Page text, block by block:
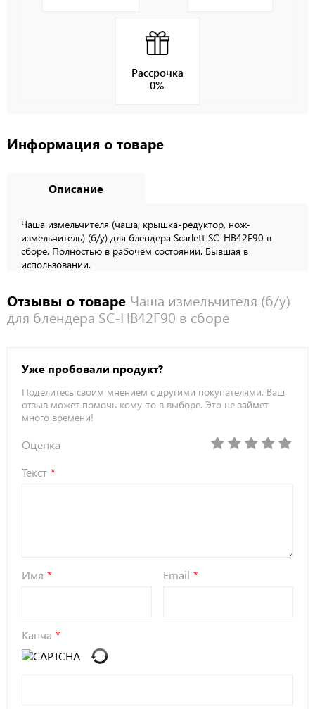
Рассрочка
0%
Информация о товаре
Описание
Чаша измельчителя (чаша, крышка-редуктор, нож-
измельчитель) (б/у) для блендера Scarlett SC-HB42F90 в
сборе. Полностью в рабочем состоянии. Бывшая в
использовании.
Отзывы о товаре Чаша измельчителя (б/у)
для блендера SC-HB42F90 в сборе
Уже пробовали продукт?
Поделитесь своим мнением с другими покупателями. Ваш
отзыв может помочь кому-то в выборе. Это не займет
много времени!
Оценка
Текст
Имя Email
Капча